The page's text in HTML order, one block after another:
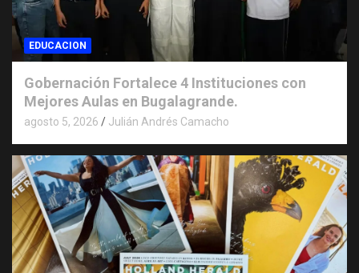
EDUCACION
Gobernación Fortalece 4 Instituciones con
Mejores Aulas en Bugalagrande.
agosto 5, 2026 Julián Andrés Camacho